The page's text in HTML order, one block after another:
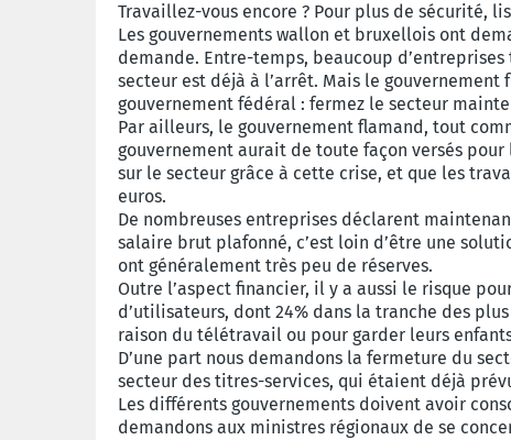
Travaillez-vous encore ? Pour plus de sécurité,
Les gouvernements wallon et bruxellois ont
demande. Entre-temps, beaucoup
secteur est déjà à l’arrêt. Mais le
gouvernement fédéral : fermez le secteur
Par ailleurs, le gouvernement flamand, tout
gouvernement aurait de toute façon versés
sur le secteur grâce à cette crise, et que les
euros.
De nombreuses entreprises déclarent
salaire brut plafonné, c’est loin d’être une
ont généralement très peu de réserves.
Outre l’aspect financier, il y a aussi le risque
d’utilisateurs, dont 24% dans la tranche des
raison du télétravail ou pour garder leurs
D’une part nous demandons la fermeture du
secteur des titres-services, qui étaient déjà
Les différents gouvernements doivent avoir
demandons aux ministres régionaux de se